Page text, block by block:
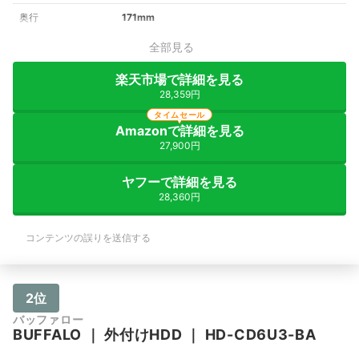
奥行 171mm
全部見る
楽天市場で詳細を見る
28,359円
Amazonで詳細を見る
27,900円
タイムセール
ヤフーで詳細を見る
28,360円
コンテンツの誤りを送信する
2位
バッファロー
BUFFALO ｜外付けHDD HD-CD6U3-BA